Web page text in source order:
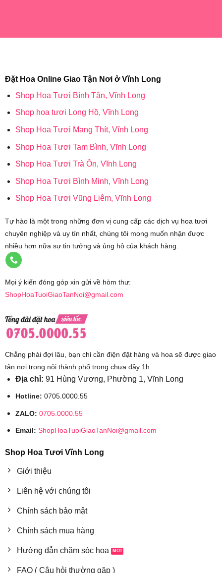
Đặt Hoa Online Giao Tận Nơi ở Vĩnh Long
Shop Hoa Tươi Bình Tân, Vĩnh Long
Shop hoa tươi Long Hồ, Vĩnh Long
Shop Hoa Tươi Mang Thít, Vĩnh Long
Shop Hoa Tươi Tam Bình, Vĩnh Long
Shop Hoa Tươi Trà Ôn, Vĩnh Long
Shop Hoa Tươi Bình Minh, Vĩnh Long
Shop Hoa Tươi Vũng Liêm, Vĩnh Long
Tự hào là một trong những đơn vị cung cấp các dịch vụ hoa tươi
chuyên nghiệp và uy tín nhất, chúng tôi mong muốn nhận được
nhiều hơn nữa sự tin tưởng và ủng hộ của khách hàng.
Mọi ý kiến đóng góp xin gửi về hòm thư:
ShopHoaTuoiGiaoTanNoi@gmail.com
Chẳng phải đợi lâu, bạn chỉ cần điện đặt hàng và hoa sẽ được giao
tận nơi trong nội thành phố trong chưa đầy 1h.
Địa chỉ: 91 Hùng Vương, Phường 1, Vĩnh Long
Hotline: 0705.0000.55
ZALO: 0705.0000.55
Email: ShopHoaTuoiGiaoTanNoi@gmail.com
Shop Hoa Tươi Vĩnh Long
Giới thiệu
Liên hệ với chúng tôi
Chính sách bảo mật
Chính sách mua hàng
Hướng dẫn chăm sóc hoa
FAQ ( Câu hỏi thường gặp )